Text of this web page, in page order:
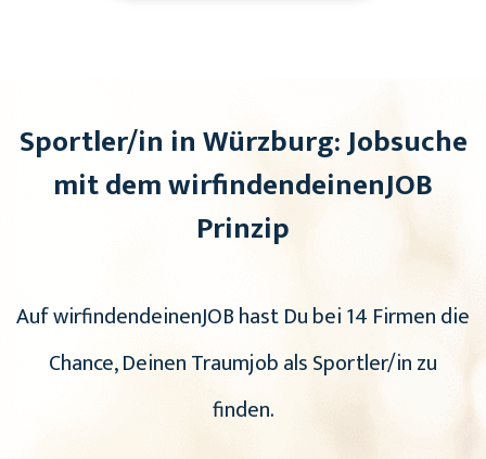
Sportler/in in Würzburg: Jobsuche
mit dem wirfindendeinenJOB
Prinzip
Auf wirfindendeinenJOB hast Du bei 14 Firmen die
Chance, Deinen Traumjob als Sportler/in zu
finden.